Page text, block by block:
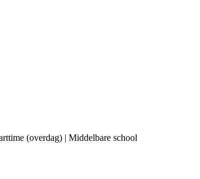
(overdag) | Middelbare school